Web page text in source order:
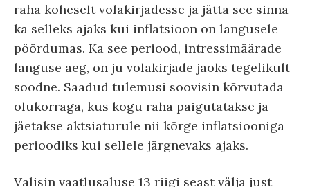
raha koheselt võlakirjadesse ja jätta see sinna
ka selleks ajaks kui inflatsioon on langusele
pöördumas. Ka see periood, intressimäärade
languse aeg, on ju võlakirjade jaoks tegelikult
soodne. Saadud tulemusi soovisin kõrvutada
olukorraga, kus kogu raha paigutatakse ja
jäetakse aktsiaturule nii kõrge inflatsiooniga
perioodiks kui sellele järgnevaks ajaks.
Valisin vaatlusaluse 13 riigi seast välja just